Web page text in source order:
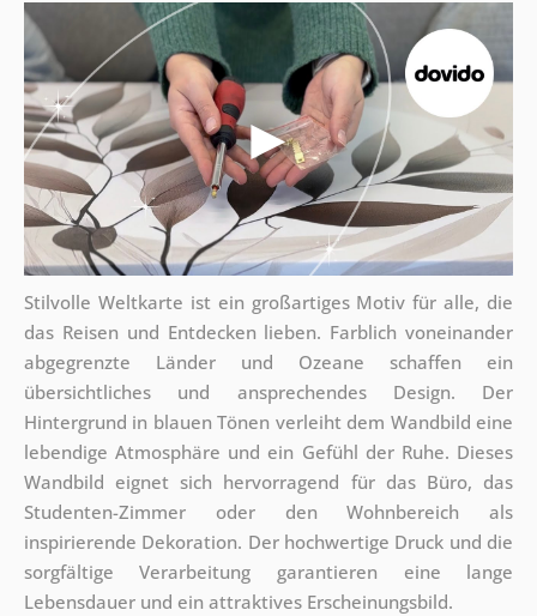
Stilvolle Weltkarte ist ein großartiges Motiv für alle, die
das Reisen und Entdecken lieben. Farblich voneinander
abgegrenzte Länder und Ozeane schaffen ein
übersichtliches und ansprechendes Design. Der
Hintergrund in blauen Tönen verleiht dem Wandbild eine
lebendige Atmosphäre und ein Gefühl der Ruhe. Dieses
Wandbild eignet sich hervorragend für das Büro, das
Studenten-Zimmer oder den Wohnbereich als
inspirierende Dekoration. Der hochwertige Druck und die
sorgfältige Verarbeitung garantieren eine lange
Lebensdauer und ein attraktives Erscheinungsbild.